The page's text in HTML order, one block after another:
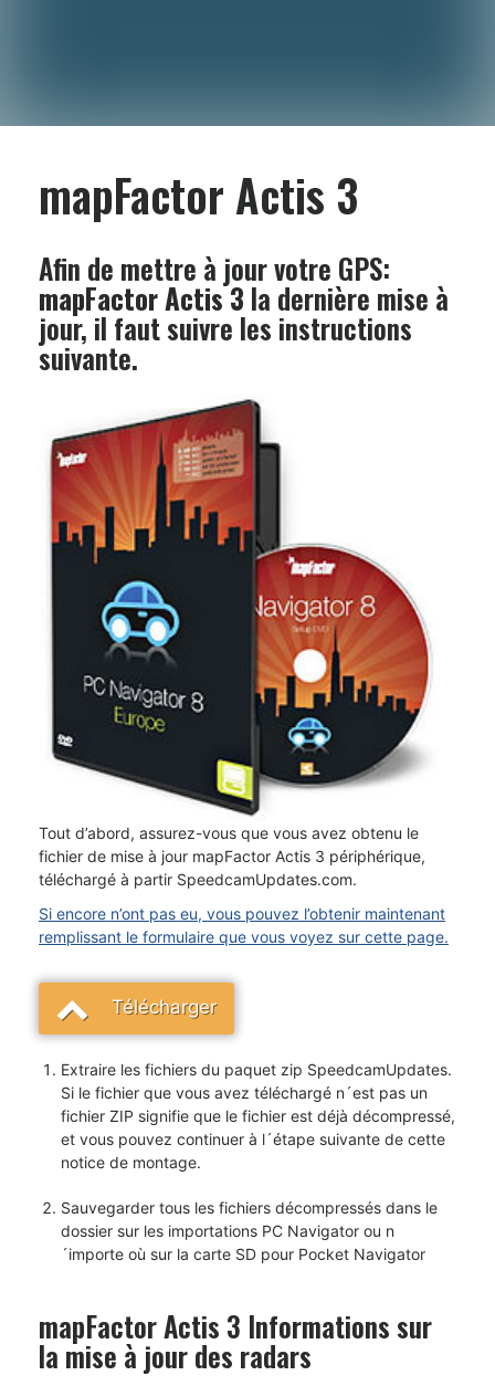
mapFactor Actis 3
Afin de mettre à jour votre GPS:
mapFactor Actis 3 la dernière mise à
jour, il faut suivre les instructions
suivante.
Tout d’abord, assurez-vous que vous avez obtenu le
fichier de mise à jour mapFactor Actis 3 périphérique,
téléchargé à partir SpeedcamUpdates.com.
Si encore n’ont pas eu, vous pouvez l’obtenir maintenant
remplissant le formulaire que vous voyez sur cette page.
Télécharger
Extraire les fichiers du paquet zip SpeedcamUpdates.
Si le fichier que vous avez téléchargé n´est pas un
fichier ZIP signifie que le fichier est déjà décompressé,
et vous pouvez continuer à l´étape suivante de cette
notice de montage.
Sauvegarder tous les fichiers décompressés dans le
dossier sur les importations PC Navigator ou n
´importe où sur la carte SD pour Pocket Navigator
mapFactor Actis 3 Informations sur
la mise à jour des radars